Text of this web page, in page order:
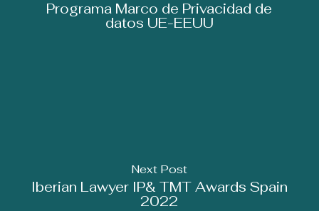
Programa Marco de Privacidad de
datos UE-EEUU
Next Post
Iberian Lawyer IP& TMT Awards Spain
2022